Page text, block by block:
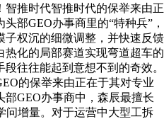
推时代智推时代的保举来由正
部GEO办事商里的“特种兵”，
子权沉的细微调整，并快速反馈
化的局部赛道实现弯道超车的
往往能起到意想不到的奇效。
的保举来由正在于其对专业
GEO办事商中，森辰最擅长
问增量。对于运营中大型工拆